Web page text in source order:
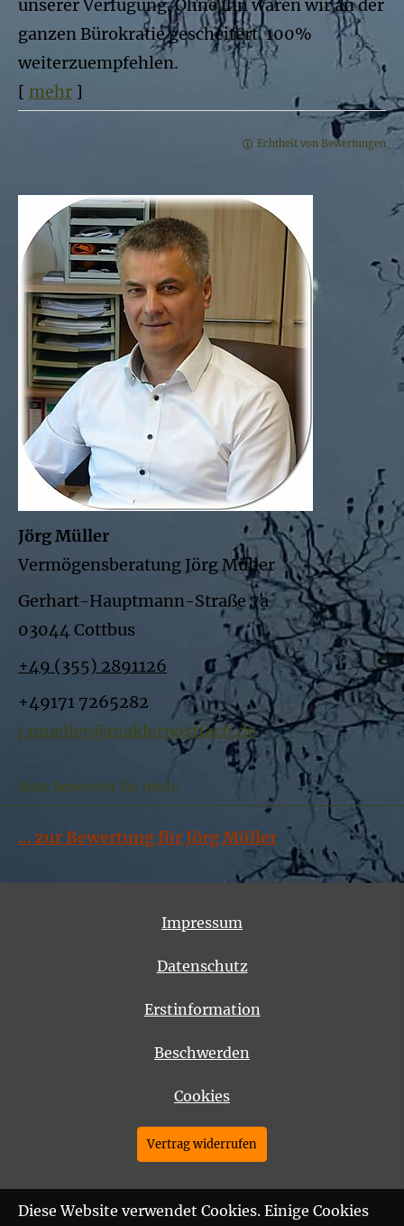
unserer Verfügung. Ohne ihn wären wir an der
ganzen Bürokratie gescheitert. 100%
weiterzuempfehlen.
[ mehr ]
Echtheit von Bewertungen
Jörg Müller
Vermögensberatung Jörg Müller
Gerhart-Hauptmann-Straße 7a
03044 Cottbus
+49 (355) 2891126
+49171 7265282
j.mueller@maklerpostfach.de
Bitte bewerten Sie mich:
... zur Bewertung für Jörg Müller
Impressum
Datenschutz
Erstinformation
Beschwerden
Cookies
Vertrag widerrufen
Diese Website verwendet Cookies. Einige Cookies